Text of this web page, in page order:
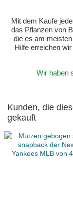
Mit dem Kaufe
das Pflanzen von
die es am
Hilfe erreichen
Wir haben
Kunden, die
gekauft